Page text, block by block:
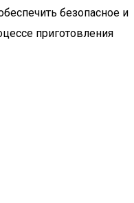
безопасное и
приготовления